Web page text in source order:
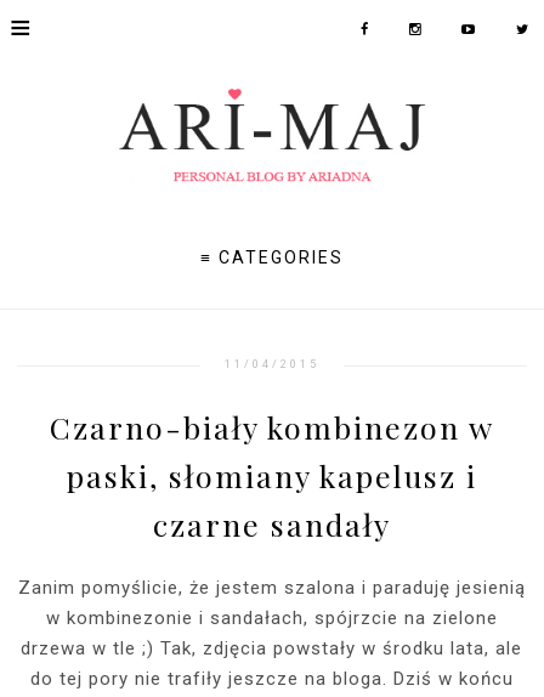
≡
≡ CATEGORIES
11/04/2015
Czarno-biały kombinezon w
paski, słomiany kapelusz i
czarne sandały
Zanim pomyślicie, że jestem szalona i paraduję jesienią
w kombinezonie i sandałach, spójrzcie na zielone
drzewa w tle ;) Tak, zdjęcia powstały w środku lata, ale
do tej pory nie trafiły jeszcze na bloga. Dziś w końcu